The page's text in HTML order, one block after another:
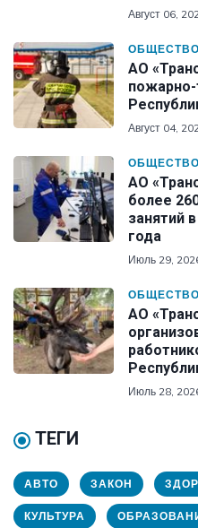
Август 06,
ОБЩЕСТВО
АО
пожарно-
Август 04,
ОБЩЕСТВО
АО
более
занятий
года
Июль 29,
ОБЩЕСТВО
АО
Июль 28,
ТЕГИ
АВТО ЗАКОН
КУЛЬТУРА